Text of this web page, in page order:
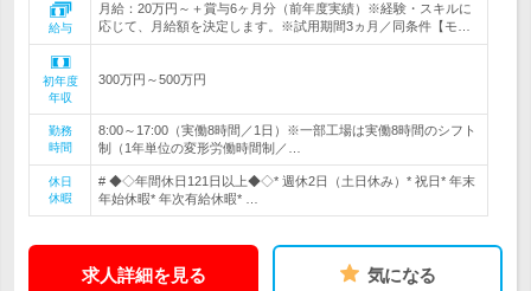
給与
月給：20万円～＋賞与6ヶ月分（前年度実績）※経験・スキルに
応じて、月給額を決定します。※試用期間3ヵ月／同条件【モ…
初年度
年収
300万円～500万円
勤務
時間
8:00～17:00（実働8時間／1日）※一部工場は実働8時間のシフト
制（1年単位の変形労働時間制／…
休日
休暇
# ◆◇年間休日121日以上◆◇* 週休2日（土日休み）* 祝日* 年末
年始休暇* 年次有給休暇* …
求人詳細を見る 気になる